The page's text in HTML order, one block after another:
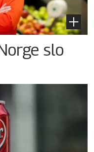
slo